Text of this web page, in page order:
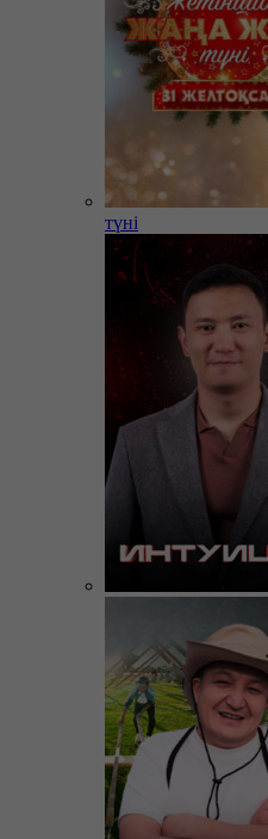
түні